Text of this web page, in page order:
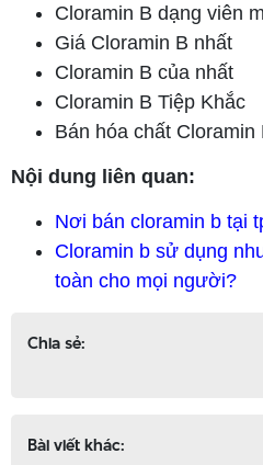
Cloramin B dạng viên
Giá Cloramin B nhất
Cloramin B của nhất
Cloramin B Tiệp Khắc
Bán hóa chất Cloramin
Nội dung liên quan:
Nơi bán cloramin b tại
Cloramin b sử dụng
toàn cho mọi người?
Chia sẻ:
Bài viết khác: